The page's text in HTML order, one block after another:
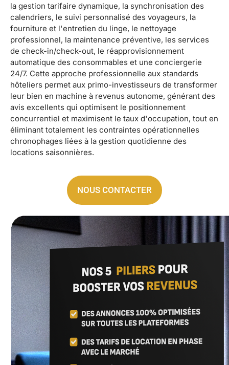
la gestion tarifaire dynamique, la synchronisation des
calendriers, le suivi personnalisé des voyageurs, la
fourniture et l'entretien du linge, le nettoyage
professionnel, la maintenance préventive, les services
de check-in/check-out, le réapprovisionnement
automatique des consommables et une conciergerie
24/7. Cette approche professionnelle aux standards
hôteliers permet aux primo-investisseurs de transformer
leur bien en machine à revenus autonome, générant des
avis excellents qui optimisent le positionnement
concurrentiel et maximisent le taux d'occupation, tout en
éliminant totalement les contraintes opérationnelles
chronophages liées à la gestion quotidienne des
locations saisonnières.
NOUS CONTACTER